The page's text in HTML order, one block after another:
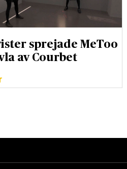
sprejade MeToo
av Courbet